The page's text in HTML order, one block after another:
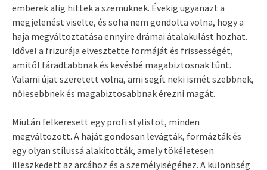
emberek alig hittek a szemüknek. Évekig ugyanazt a
megjelenést viselte, és soha nem gondolta volna, hogy a
haja megváltoztatása ennyire drámai átalakulást hozhat.
Idővel a frizurája elvesztette formáját és frissességét,
amitől fáradtabbnak és kevésbé magabiztosnak tűnt.
Valami újat szeretett volna, ami segít neki ismét szebbnek,
nőiesebbnek és magabiztosabbnak érezni magát.
Miután felkeresett egy profi stylistot, minden
megváltozott. A haját gondosan levágták, formázták és
egy olyan stílussá alakították, amely tökéletesen
illeszkedett az arcához és a személyiségéhez. A különbség